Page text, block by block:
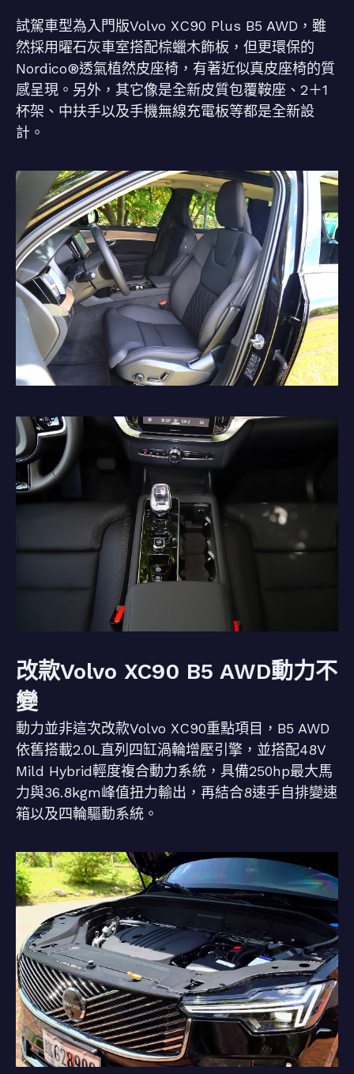
試駕車型為入門版Volvo XC90 Plus B5 AWD，雖
然採用曜石灰車室搭配棕蠟木飾板，但更環保的
Nordico®透氣植然皮座椅，有著近似真皮座椅的質
感呈現。另外，其它像是全新皮質包覆鞍座、2＋1
杯架、中扶手以及手機無線充電板等都是全新設
計。
改款Volvo XC90 B5 AWD動力不
變
動力並非這次改款Volvo XC90重點項目，B5 AWD
依舊搭載2.0L直列四缸渦輪增壓引擎，並搭配48V
Mild Hybrid輕度複合動力系統，具備250hp最大馬
力與36.8kgm峰值扭力輸出，再結合8速手自排變速
箱以及四輪驅動系統。